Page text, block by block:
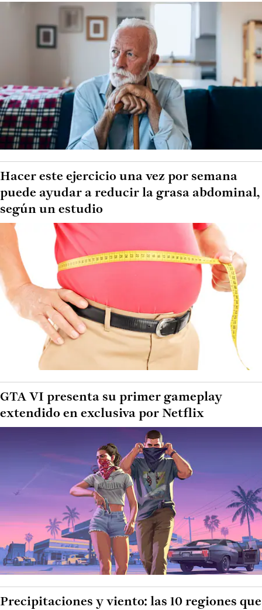
Hacer este ejercicio una vez por semana
puede ayudar a reducir la grasa abdominal,
según un estudio
GTA VI presenta su primer gameplay
extendido en exclusiva por Netflix
Precipitaciones y viento: las 10 regiones que